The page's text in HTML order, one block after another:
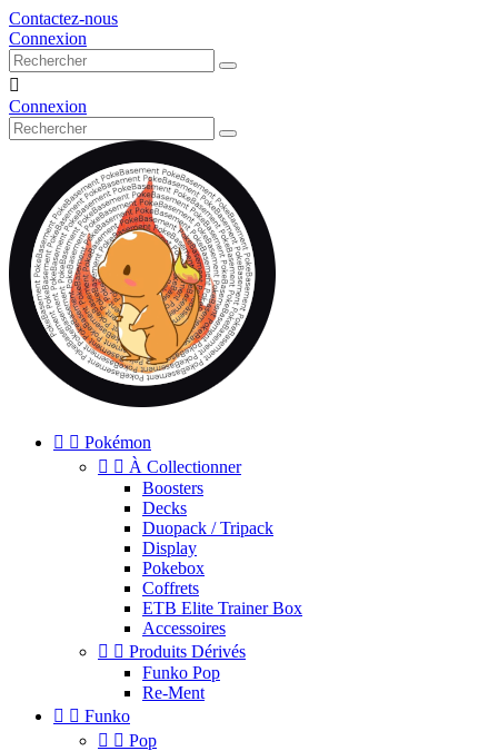
Contactez-nous
Connexion

Connexion
  Pokémon
  À Collectionner
Boosters
Decks
Duopack / Tripack
Display
Pokebox
Coffrets
ETB Elite Trainer Box
Accessoires
  Produits Dérivés
Funko Pop
Re-Ment
  Funko
  Pop